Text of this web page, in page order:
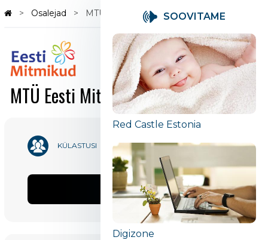
Osalejad MTÜ Eesti Mitmikud
MTÜ Eesti Mitmikud
KÜLASTUSI 48 828
Jaga
SOOVITAME
Red Castle Estonia
Digizone